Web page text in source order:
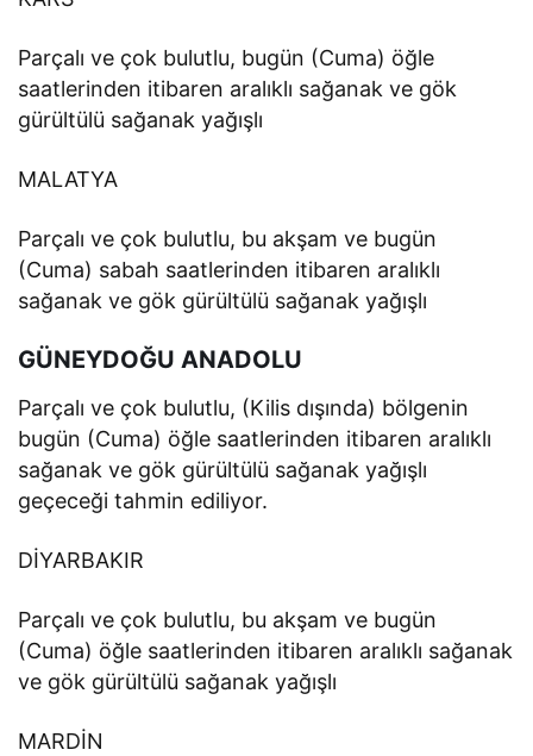
Parçalı ve çok bulutlu, bugün (Cuma) öğle
saatlerinden itibaren aralıklı sağanak ve gök
gürültülü sağanak yağışlı
MALATYA
Parçalı ve çok bulutlu, bu akşam ve bugün
(Cuma) sabah saatlerinden itibaren aralıklı
sağanak ve gök gürültülü sağanak yağışlı
GÜNEYDOĞU ANADOLU
Parçalı ve çok bulutlu, (Kilis dışında) bölgenin
bugün (Cuma) öğle saatlerinden itibaren aralıklı
sağanak ve gök gürültülü sağanak yağışlı
geçeceği tahmin ediliyor.
DİYARBAKIR
Parçalı ve çok bulutlu, bu akşam ve bugün
(Cuma) öğle saatlerinden itibaren aralıklı sağanak
ve gök gürültülü sağanak yağışlı
MARDİN